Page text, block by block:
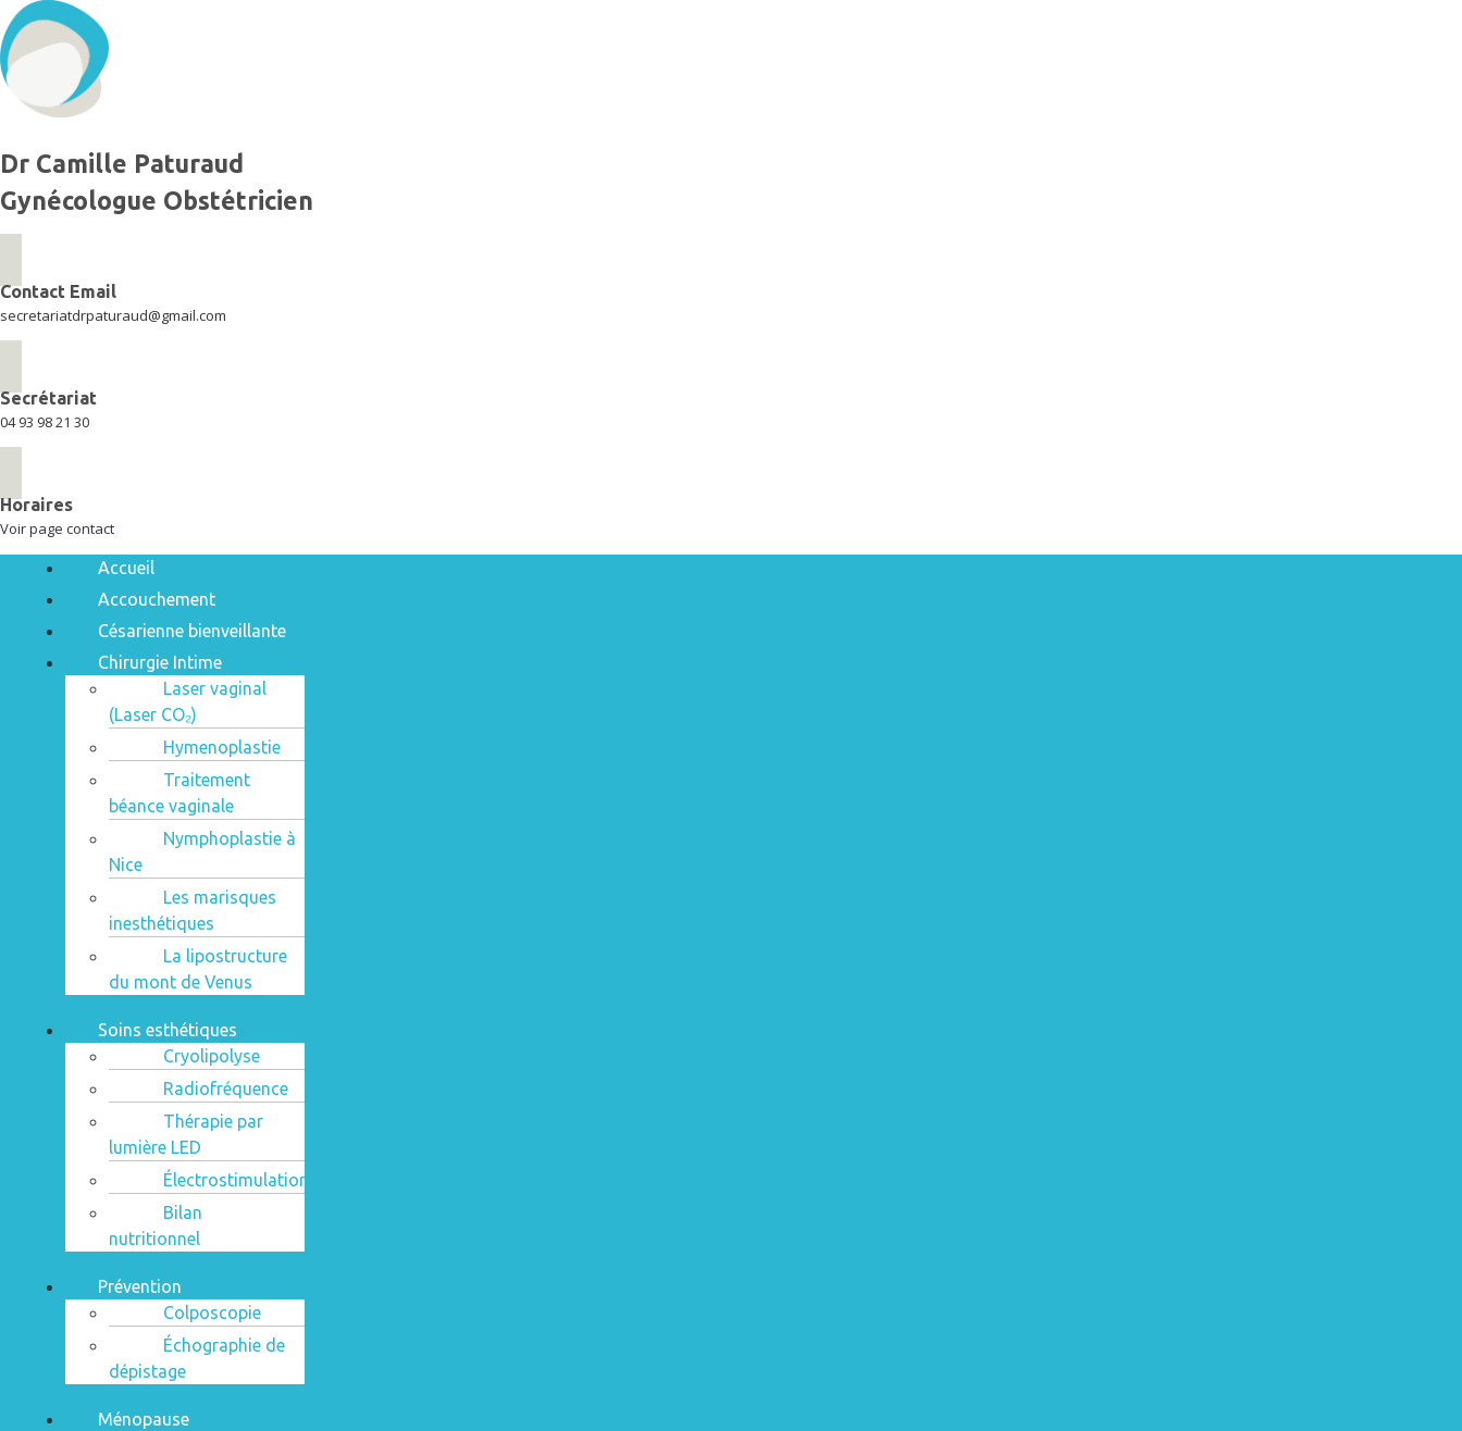
Aller
au
contenu
Dr Camille Paturaud
Gynécologue Obstétricien
Contact Email
secretariatdrpaturaud@gmail.com
Secrétariat
04 93 98 21 30
Horaires
Voir page contact
Menu
Accueil
Accouchement
Césarienne bienveillante
Chirurgie Intime
Laser vaginal
(Laser CO₂)
Hymenoplastie
Traitement
béance vaginale
Nymphoplastie à
Nice
Les marisques
inesthétiques
La lipostructure
du mont de Venus
Soins esthétiques
Cryolipolyse
Radiofréquence
Thérapie par
lumière LED
Électrostimulation
Bilan
nutritionnel
Prévention
Colposcopie
Échographie de
dépistage
Ménopause